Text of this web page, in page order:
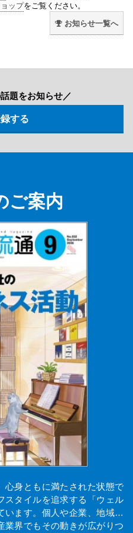
ップをご覧ください。
お知らせ一覧へ
題をお知らせ／
ご案内
心身ともに満たされた状態で
スタイルを追求する「ウェル
います。個人や企業、地域…
業界でもその動きが広がりつ